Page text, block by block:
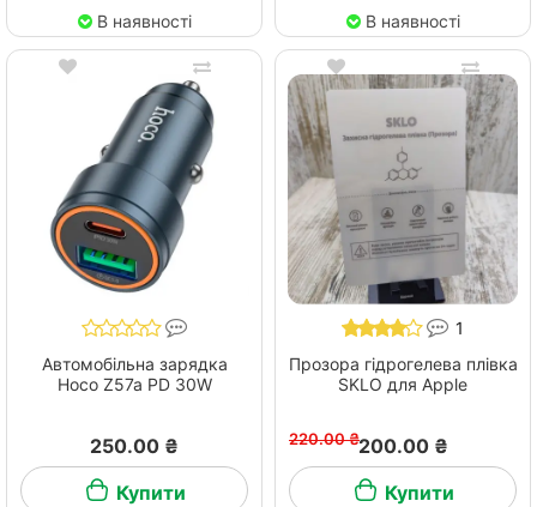
В наявності В наявності
Автомобільна зарядка
Hoco Z57a PD 30W
250.00 ₴
Купити
1
Прозора гідрогелева плівка
SKLO для Apple
220.00 ₴200.00 ₴
Купити